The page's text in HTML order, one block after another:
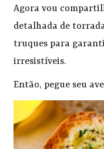
Agora vou
detalhada de
truques para
irresistíveis.
Então, pegue seu